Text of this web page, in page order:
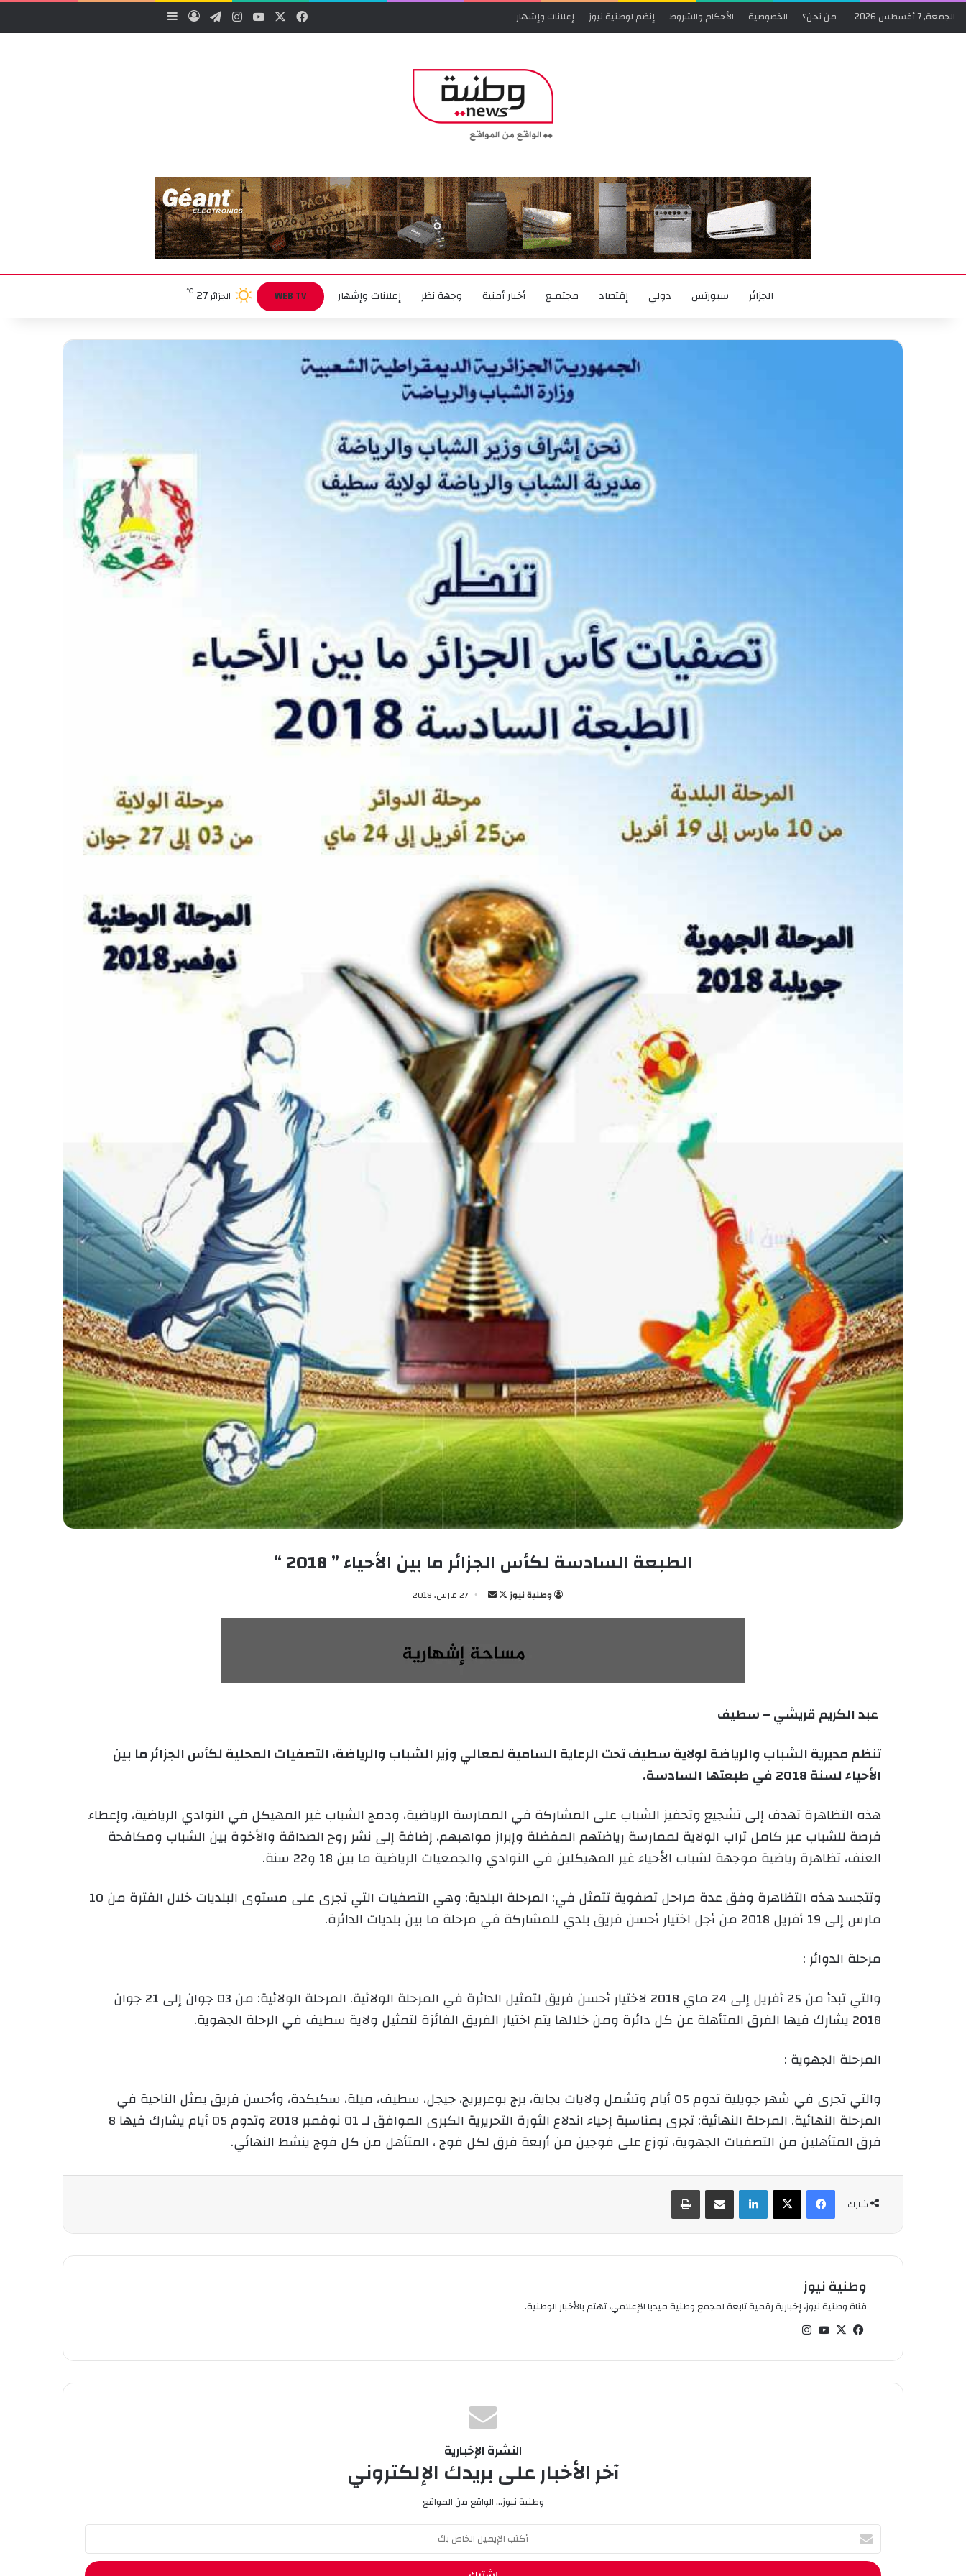
الجمعة, 7 أغسطس 2026 من نحن؟ الخصوصية الأحكام والشروط إنضم لوطنية نيوز إعلانات وإشهار فيسبوك ‫YouTubeانستقرامتيلقرامتسجيل الدخول
الجزائر سبورتس دولي إقتصاد مجتمـع أخبار أمنية وجهة نظر إعلانات وإشهار WEB TV الجزائر27
℃
الطبعة السادسة لكأس الجزائر ما بين الأحياء ” 2018 “
وطنية نيوز
ت
ع
ع
ل
ل
ب
ر
إ
ر
و
ي
27 مارس، 2018
عبد الكريم قريشي – سطيف
تنظم مديرية الشباب والرياضة لولاية سطيف تحت الرعاية السامية لمعالي وزير الشباب والرياضة، التصفيات المحلية لكأس الجزائر ما بين
الأحياء لسنة 2018 في طبعتها السادسة.
هذه التظاهرة تهدف إلى تشجيع وتحفيز الشباب على المشاركة في الممارسة الرياضية، ودمج الشباب غير المهيكل في النوادي الرياضية، وإعطاء
فرصة للشباب عبر كامل تراب الولاية لممارسة رياضتهم المفضلة وإبراز مواهبهم، إضافة إلى نشر روح الصداقة والأخوة بين الشباب ومكافحة
العنف، تظاهرة رياضية موجهة لشباب الأحياء غير المهيكلين في النوادي والجمعيات الرياضية ما بين 18 و22 سنة.
وتتجسد هذه التظاهرة وفق عدة مراحل تصفوية تتمثل في: المرحلة البلدية: وهي التصفيات التي تجرى على مستوى البلديات خلال الفترة من 10
مارس إلى 19 أفريل 2018 من أجل اختيار أحسن فريق بلدي للمشاركة في مرحلة ما بين بلديات الدائرة.
مرحلة الدوائر :
والتي تبدأ من 25 أفريل إلى 24 ماي 2018 لاختيار أحسن فريق لتمثيل الدائرة في المرحلة الولائية. المرحلة الولائية: من 03 جوان إلى 21 جوان
2018 يشارك فيها الفرق المتأهلة عن كل دائرة ومن خلالها يتم اختيار الفريق الفائزة لتمثيل ولاية سطيف في الرحلة الجهوية.
المرحلة الجهوية :
والتي تجرى في شهر جويلية تدوم 05 أيام وتشمل ولايات بجاية، برج بوعريريج، جيجل، سطيف، ميلة، سكيكدة، وأحسن فريق يمثل الناحية في
المرحلة النهائية. المرحلة النهائية: تجرى بمناسبة إحياء اندلاع الثورة التحريرية الكبرى الموافق لـ 01 نوفمبر 2018 وتدوم 05 أيام يشارك فيها 8
فرق المتأهلين من التصفيات الجهوية، توزع على فوجين من أربعة فرق لكل فوج ، المتأهل من كل فوج ينشط النهائي.
شارك
فيسبوك لينكدإن شارك عبر الإيميل
وطنية نيوز
قناة وطنية نيوز، إخبارية رقمية تابعة لمجمع وطنية ميديا الإعلامي، تهتم بالأخبار الوطنية.
في
وك
‫X
‫You
e ام
النشرة الإخبارية
آخر الأخبار على بريدك الإلكتروني
وطنية نيوز... الواقع من المواقع
أ